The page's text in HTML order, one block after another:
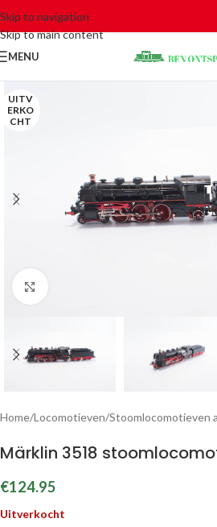
Skip to navigation
Skip to main content
MENU
UITV
ERKO
CHT
Home/Locomotieven/Stoomlocomotieven
Märklin 3518
€124.95
Uitverkocht